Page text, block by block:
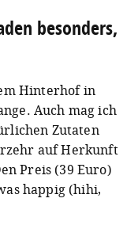
besonders,
Hinterhof in
Auch mag ich
Zutaten
auf Herkunft
Preis (39 Euro)
happig (hihi,